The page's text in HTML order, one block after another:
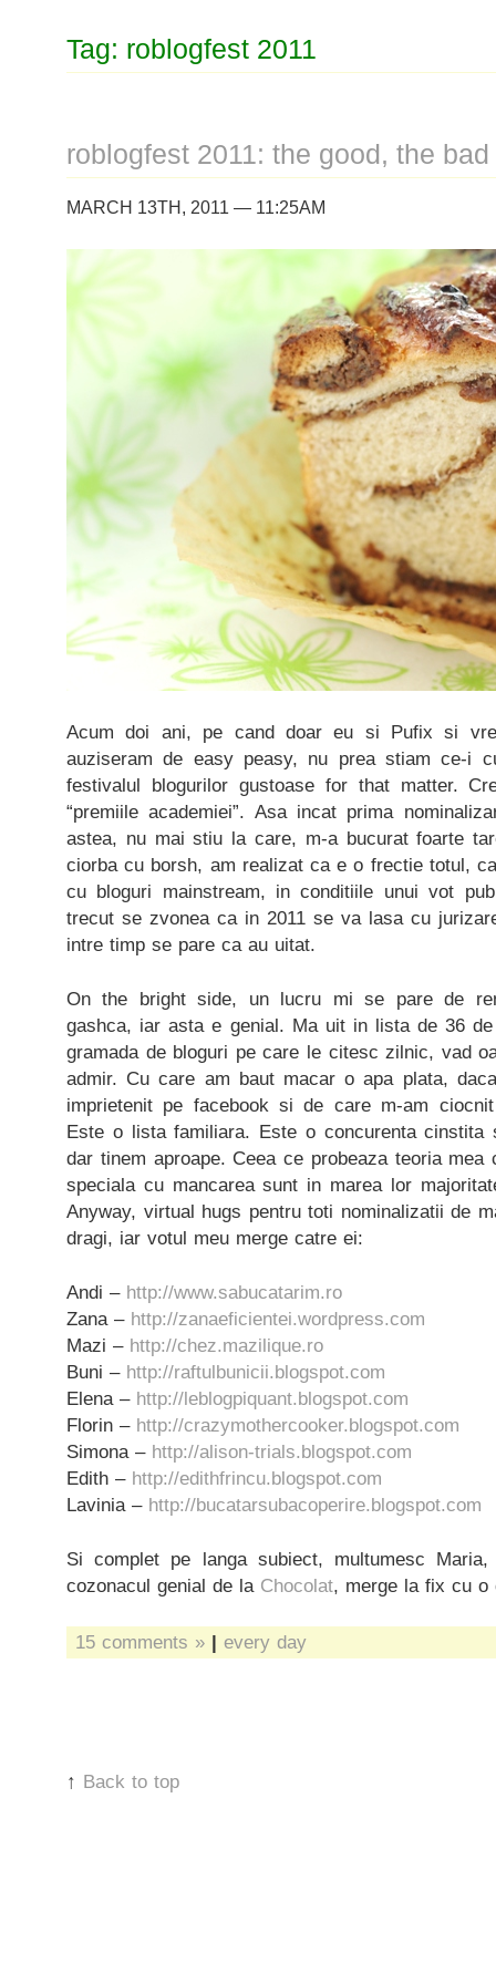
Tag: roblogfest 2011
roblogfest 2011: the good, the
MARCH 13TH, 2011 — 11:25AM
Acum doi ani, pe cand doar eu si Pufix si
auziseram de easy peasy, nu prea stiam ce-i
festivalul blogurilor gustoase for that matter.
“premiile academiei”. Asa incat prima
astea, nu mai stiu la care, m-a bucurat foarte
ciorba cu borsh, am realizat ca e o frectie totul,
cu bloguri mainstream, in conditiile unui vot
trecut se zvonea ca in 2011 se va lasa cu
intre timp se pare ca au uitat.
On the bright side, un lucru mi se pare de
gashca, iar asta e genial. Ma uit in lista de 36
gramada de bloguri pe care le citesc zilnic, vad
admir. Cu care am baut macar o apa plata,
imprietenit pe facebook si de care m-am
Este o lista familiara. Este o concurenta
dar tinem aproape. Ceea ce probeaza teoria
speciala cu mancarea sunt in marea lor
Anyway, virtual hugs pentru toti nominalizatii de
dragi, iar votul meu merge catre ei:
Andi – http://www.sabucatarim.ro
Zana – http://zanaeficientei.wordpress.com
Mazi – http://chez.mazilique.ro
Buni – http://raftulbunicii.blogspot.com
Elena – http://leblogpiquant.blogspot.com
Florin – http://crazymothercooker.blogspot.com
Simona – http://alison-trials.blogspot.com
Edith – http://edithfrincu.blogspot.com
Lavinia – http://bucatarsubacoperire.blogspot.com
Si complet pe langa subiect, multumesc
cozonacul genial de la Chocolat, merge la fix cu o
15 comments » | every day
↑ Back to top